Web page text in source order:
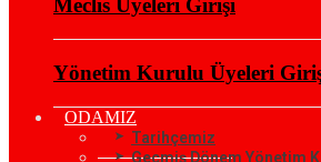
Meclis Üyeleri Girişi
Yönetim Kurulu Üyeleri
ODAMIZ
Tarihçemiz
Geçmiş Dönem Yönetim